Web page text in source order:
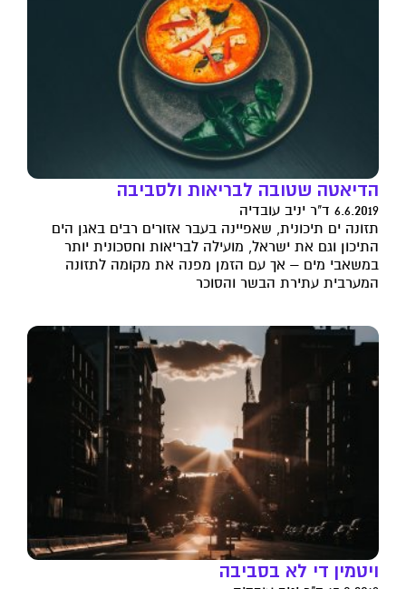
הדיאטה שטובה לבריאות ולסביבה
6.6.2019 ד"ר יניב עובדיה
תזונה ים תיכונית, שאפיינה בעבר אזורים רבים באגן הים
התיכון וגם את ישראל, מועילה לבריאות וחסכונית יותר
במשאבי מים – אך עם הזמן מפנה את מקומה לתזונה
המערבית עתירת הבשר והסוכר
ויטמין די לא בסביבה